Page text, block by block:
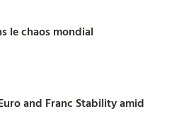
le chaos mondial
and Franc Stability amid